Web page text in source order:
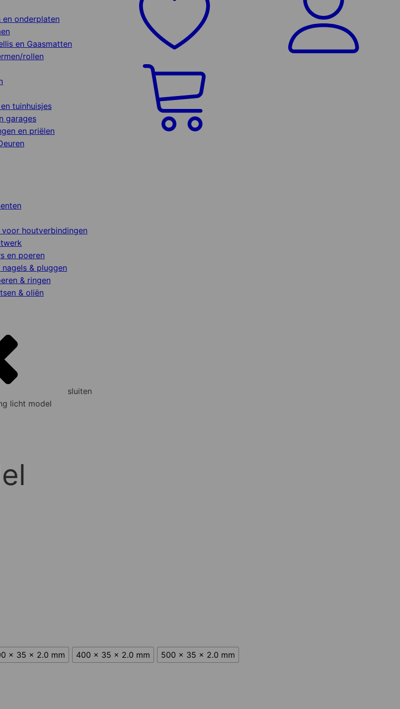
en onderplaten
en Gaasmatten
rollen
tuinhuisjes
garages
en priëlen
voor houtverbindingen
en poeren
nagels & pluggen
& ringen
& oliën
sluiten
licht model
x 35 x 2.0 mm 400 x 35 x 2.0 mm 500 x 35 x 2.0 mm